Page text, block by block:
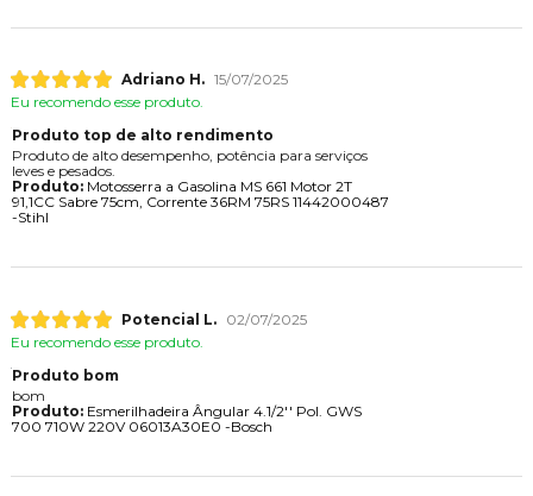
Adriano H. 15/07/2025
Eu recomendo esse produto.
Produto top de alto rendimento
Produto de alto desempenho, potência para serviços
leves e pesados.
Produto:Motosserra a Gasolina MS 661 Motor 2T
91,1CC Sabre 75cm, Corrente 36RM 75RS 11442000487
-Stihl
Potencial L.
02/07/2025
Eu recomendo esse produto.
Produto bom
bom
Produto:Esmerilhadeira Ângular 4.1/2'' Pol. GWS
700 710W 220V 06013A30E0 -Bosch